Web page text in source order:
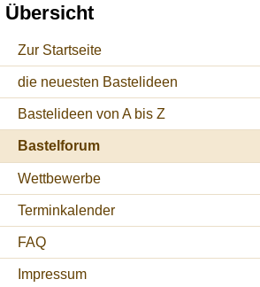
Übersicht
Zur Startseite
die neuesten Bastelideen
Bastelideen von A bis Z
Bastelforum
Wettbewerbe
Terminkalender
FAQ
Impressum